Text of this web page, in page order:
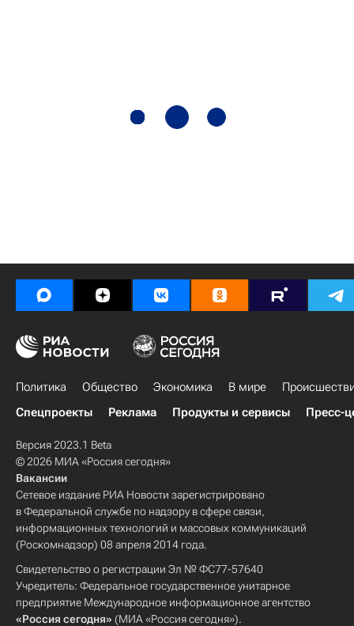
Политика Общество Экономика В мире
Спецпроекты
Реклама Продукты и сервисы Пресс-
Версия 2023.1 Beta
© 2026 МИА «Россия сегодня»
Вакансии
Сетевое издание РИА Новости зарегистрировано
в Федеральной службе по надзору в сфере связи,
информационных технологий и массовых коммуникаций
(Роскомнадзор) 08 апреля 2014 года.
Свидетельство о регистрации Эл № ФС77-57640
Учредитель: Федеральное государственное унитарное
предприятие Международное информационное агентство
«Россия сегодня» (МИА «Россия сегодня»).